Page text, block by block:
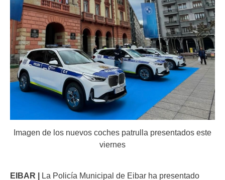
Imagen de los nuevos coches patrulla presentados este
viernes
EIBAR | La Policía Municipal de Eibar ha presentado